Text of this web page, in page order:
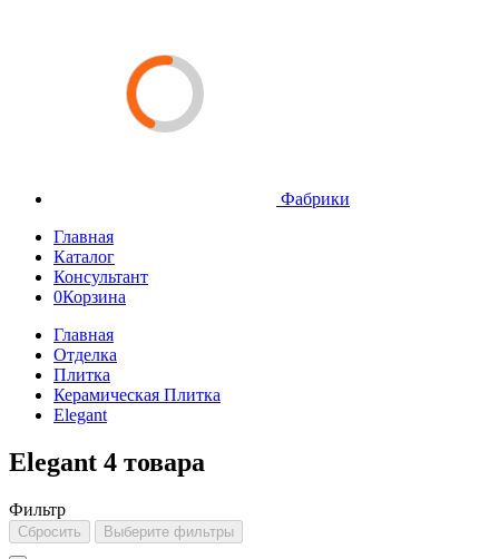
Фабрики
Главная
Каталог
Консультант
0Корзина
Главная
Отделка
Плитка
Керамическая Плитка
Elegant
Elegant 4 товара
Фильтр
Сбросить Выберите фильтры